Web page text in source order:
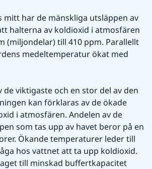
mitt har de mänskliga utsläppen av
halterna av koldioxid i atmosfären
(miljondelar) till 410 ppm. Parallellt
medeltemperatur ökat med
de viktigaste och en stor del av den
kan förklaras av de ökade
i atmosfären. Andelen av de
som tas upp av havet beror på en
Ökande temperaturer leder till
hos vattnet att ta upp koldioxid.
till minskad buffertkapacitet